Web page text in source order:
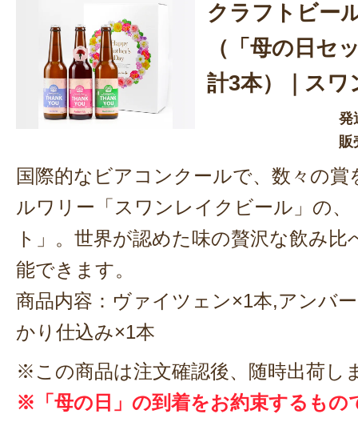
クラフトビー
（「母の日セ
計3本）｜ス
発
販
国際的なビアコンクールで、数々の
ルワリー「スワンレイクビール」の
ト」。世界が認めた味の贅沢な飲み
能できます。
商品内容：ヴァイツェン×1本,アンバ
かり仕込み×1本
※この商品は注文確認後、随時出荷し
※「母の日」の到着をお約束するもの